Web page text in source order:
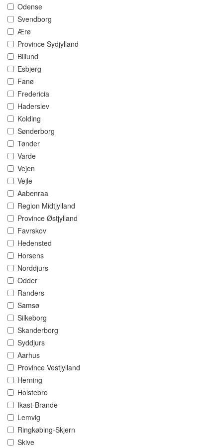
Odense
Svendborg
Ærø
Province Sydjylland
Billund
Esbjerg
Fanø
Fredericia
Haderslev
Kolding
Sønderborg
Tønder
Varde
Vejen
Vejle
Aabenraa
Region Midtjylland
Province Østjylland
Favrskov
Hedensted
Horsens
Norddjurs
Odder
Randers
Samsø
Silkeborg
Skanderborg
Syddjurs
Aarhus
Province Vestjylland
Herning
Holstebro
Ikast-Brande
Lemvig
Ringkøbing-Skjern
Skive